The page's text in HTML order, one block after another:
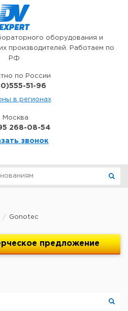
оборудования и
производителей. Работаем по
РФ
по России
51-96
в регионах
Москва
268-08-54
звонок
Gonotec
предложение